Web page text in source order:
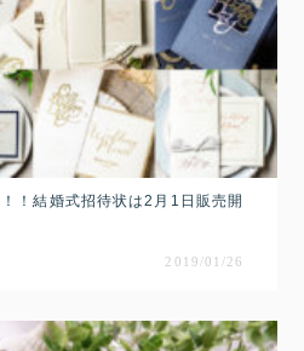
！結婚式招待状は2月1日販売開
2019/01/26